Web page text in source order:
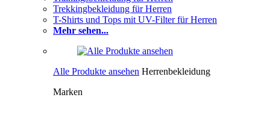
Trekkingbekleidung für Herren
T-Shirts und Tops mit UV-Filter für Herren
Mehr sehen...
Alle Produkte ansehen Herrenbekleidung
Marken